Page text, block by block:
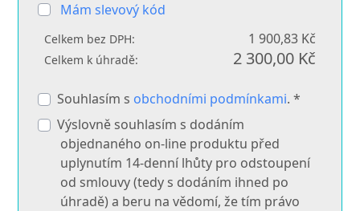
Mám slevový kód
Celkem bez DPH: 1 900,83 Kč
Celkem k úhradě: 2 300,00 Kč
Souhlasím s obchodními podmínkami. *
Výslovně souhlasím s dodáním
objednaného on-line produktu před
uplynutím 14-denní lhůty pro odstoupení
od smlouvy (tedy s dodáním ihned po
úhradě) a beru na vědomí, že tím právo